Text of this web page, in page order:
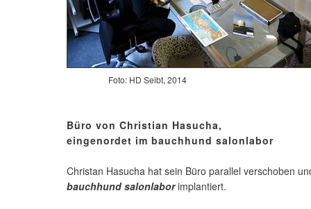
Foto: HD Seibt, 2014
Büro von Christian Hasucha,
eingenordet im bauchhund salonlabor
Christan Hasucha hat sein Büro parallel verschoben
bauchhund salonlaborimplantiert.